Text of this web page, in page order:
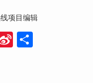
项目编辑
Sina分